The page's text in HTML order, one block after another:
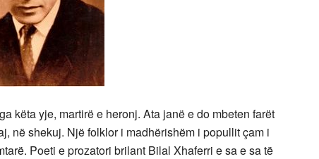
këta yje, martirë e heronj. Ata janë e do mbeten farët
në shekuj. Një folklor i madhërishëm i popullit çam i
Poeti e prozatori brilant Bilal Xhaferri e sa e sa të